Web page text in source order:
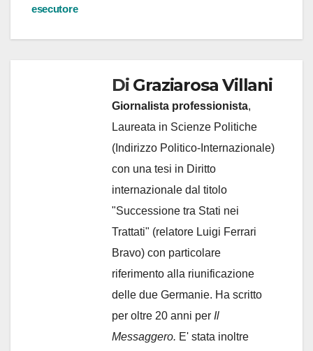
esecutore
Di Graziarosa Villani
Giornalista professionista,
Laureata in Scienze Politiche
(Indirizzo Politico-Internazionale)
con una tesi in Diritto
internazionale dal titolo
"Successione tra Stati nei
Trattati" (relatore Luigi Ferrari
Bravo) con particolare
riferimento alla riunificazione
delle due Germanie. Ha scritto
per oltre 20 anni per Il
Messaggero. E' stata inoltre